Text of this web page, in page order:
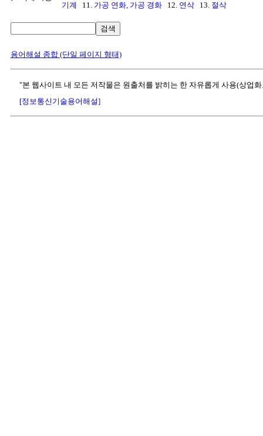
기계
11. 가공 연화, 가공 경화 12. 연삭 13. 절삭
검색
용어해설 종합 (단일 페이지 형태)
"본 웹사이트 내 모든 저작물은 원출처를 밝히는 한 자유롭게 사용(상업
[정보통신기술용어해설]